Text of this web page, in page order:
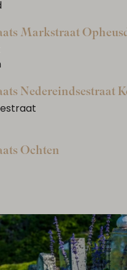
Markstraat
Nedereindsestraat
Ochten